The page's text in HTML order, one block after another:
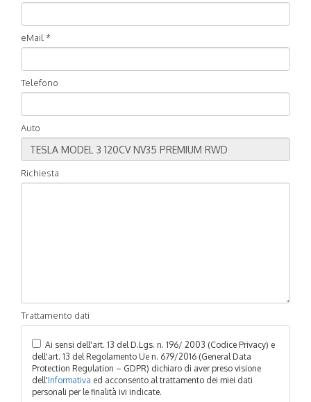
eMail *
Telefono
Auto
Richiesta
Trattamento dati
Ai sensi dell'art. 13 del D.Lgs. n. 196/ 2003 (Codice Privacy) e
dell'art. 13 del Regolamento Ue n. 679/2016 (General Data
Protection Regulation – GDPR) dichiaro di aver preso visione
dell'Informativa ed acconsento al trattamento dei miei dati
personali per le finalità ivi indicate.